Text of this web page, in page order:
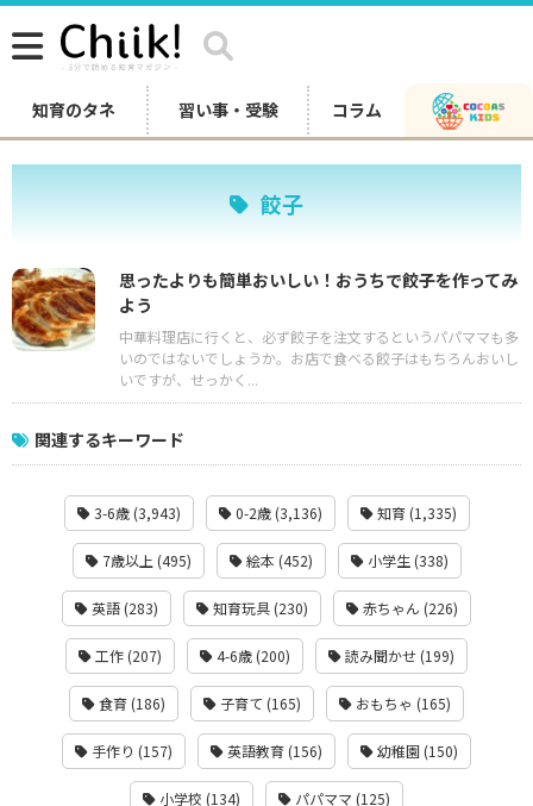
知育のタネ 習い事・受験 コラム
餃子
思ったよりも簡単おいしい！おうちで餃子を作ってみ
よう
中華料理店に行くと、必ず餃子を注文するというパパママも多
いのではないでしょうか。お店で食べる餃子はもちろんおいし
いですが、せっかく...
関連するキーワード
3-6歳 (3,943) 0-2歳 (3,136) 知育 (1,335)
7歳以上 (495) 絵本 (452) 小学生 (338)
英語 (283) 知育玩具 (230) 赤ちゃん (226)
工作 (207) 4-6歳 (200) 読み聞かせ (199)
食育 (186) 子育て (165) おもちゃ (165)
手作り (157) 英語教育 (156) 幼稚園 (150)
小学校 (134) パパママ (125)